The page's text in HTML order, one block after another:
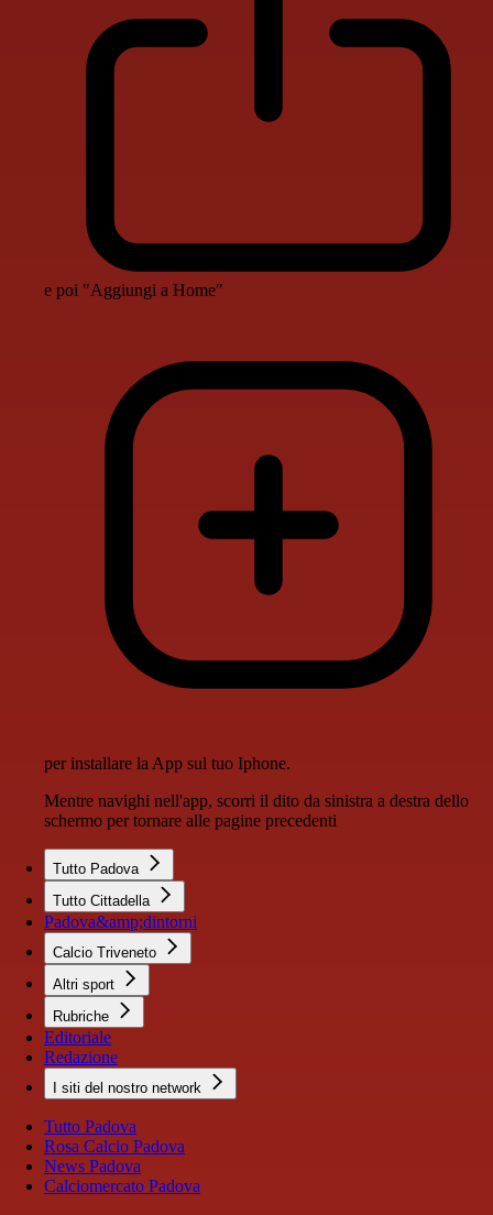
e poi "Aggiungi a Home"
per installare la App sul tuo Iphone.
Mentre navighi nell'app, scorri il dito da sinistra a destra dello
schermo per tornare alle pagine precedenti
Tutto Padova
Tutto Cittadella
Padova&amp;dintorni
Calcio Triveneto
Altri sport
Rubriche
Editoriale
Redazione
I siti del nostro network
Tutto Padova
Rosa Calcio Padova
News Padova
Calciomercato Padova